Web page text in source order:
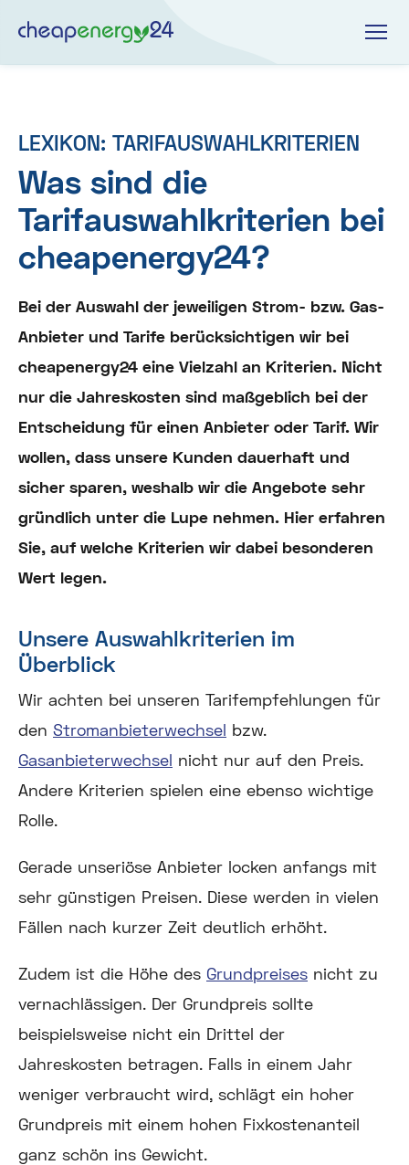
LEXIKON: TARIFAUSWAHLKRITERIEN
Was sind die
Tarifauswahlkriterien bei
cheapenergy24?
Bei der Auswahl der jeweiligen Strom- bzw. Gas-
Anbieter und Tarife berücksichtigen wir bei
cheapenergy24 eine Vielzahl an Kriterien. Nicht
nur die Jahreskosten sind maßgeblich bei der
Entscheidung für einen Anbieter oder Tarif. Wir
wollen, dass unsere Kunden dauerhaft und
sicher sparen, weshalb wir die Angebote sehr
gründlich unter die Lupe nehmen. Hier erfahren
Sie, auf welche Kriterien wir dabei besonderen
Wert legen.
Unsere Auswahlkriterien im
Überblick
Wir achten bei unseren Tarifempfehlungen für
den Stromanbieterwechsel bzw.
Gasanbieterwechsel nicht nur auf den Preis.
Andere Kriterien spielen eine ebenso wichtige
Rolle.
Gerade unseriöse Anbieter locken anfangs mit
sehr günstigen Preisen. Diese werden in vielen
Fällen nach kurzer Zeit deutlich erhöht.
Zudem ist die Höhe des Grundpreises nicht zu
vernachlässigen. Der Grundpreis sollte
beispielsweise nicht ein Drittel der
Jahreskosten betragen. Falls in einem Jahr
weniger verbraucht wird, schlägt ein hoher
Grundpreis mit einem hohen Fixkostenanteil
ganz schön ins Gewicht.